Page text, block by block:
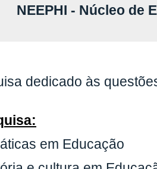
NEEPHI - Núcleo de
dedicado às
em Educação